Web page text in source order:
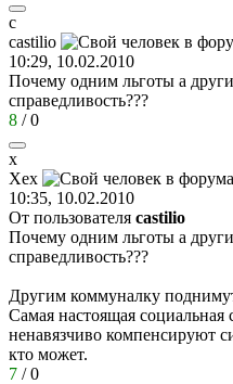
c
castilio
10:29, 10.02.2010
Почему одним льготы а
справедливость???
8 /0
х
Хех
10:35, 10.02.2010
От пользователя castilio
Почему одним льготы а
справедливость???
Другим коммуналку
Самая настоящая социальная
ненавязчиво компенсируют
кто может.
7 /0